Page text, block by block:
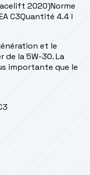
2020)Norme
C3Quantité 4.4 l
et le
de la 5W-30. La
importante que le